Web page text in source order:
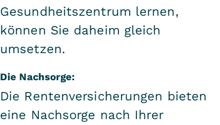
Gesundheitszentrum lernen,
können Sie daheim gleich
umsetzen.
Die Nachsorge:
Die Rentenversicherungen bieten
eine Nachsorge nach Ihrer